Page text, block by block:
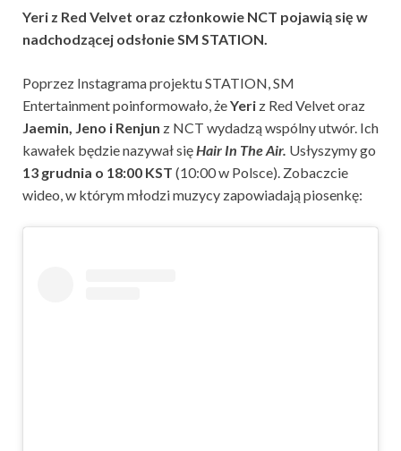
Yeri z Red Velvet oraz członkowie NCT pojawią się w
nadchodzącej odsłonie SM STATION.
Poprzez Instagrama projektu STATION, SM
Entertainment poinformowało, żeYeri z Red Velvet oraz
Jaemin, Jeno i Renjun z NCT wydadzą wspólny utwór. Ich
kawałek będzie nazywał sięHair In The Air. Usłyszymy go
13 grudnia o 18:00 KST (10:00 w Polsce). Zobaczcie
wideo, w którym młodzi muzycy zapowiadają piosenkę: